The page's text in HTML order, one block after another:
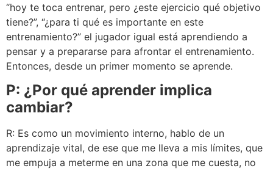
“hoy te toca entrenar, pero ¿este ejercicio qué objetivo
tiene?”, “¿para ti qué es importante en este
entrenamiento?” el jugador igual está aprendiendo a
pensar y a prepararse para afrontar el entrenamiento.
Entonces, desde un primer momento se aprende.
P: ¿Por qué aprender implica
cambiar?
R: Es como un movimiento interno, hablo de un
aprendizaje vital, de ese que me lleva a mis límites, que
me empuja a meterme en una zona que me cuesta, no